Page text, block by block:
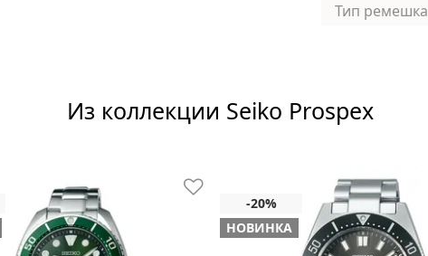
Тип ремешка
Из коллекции Seiko Prospex
НОВИНКА